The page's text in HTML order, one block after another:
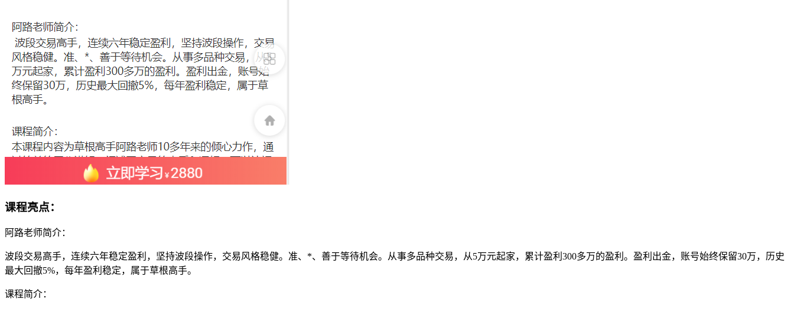
课程亮点：
阿路老师简介：
波段交易高手，连续六年稳定盈利，坚持波段操作，交易风格稳健。准、*、善于等待机会。从事多品种交易，从5万元起家，累计盈利300多万的盈利。盈利出金，账号始终保留30万，历史
最大回撤5%，每年盈利稳定，属于草根高手。
课程简介：